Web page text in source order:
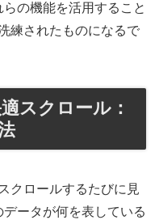
の機能を活用すること
練されたものになるで
スクロール：
クロールするたびに見
ータが何を表している